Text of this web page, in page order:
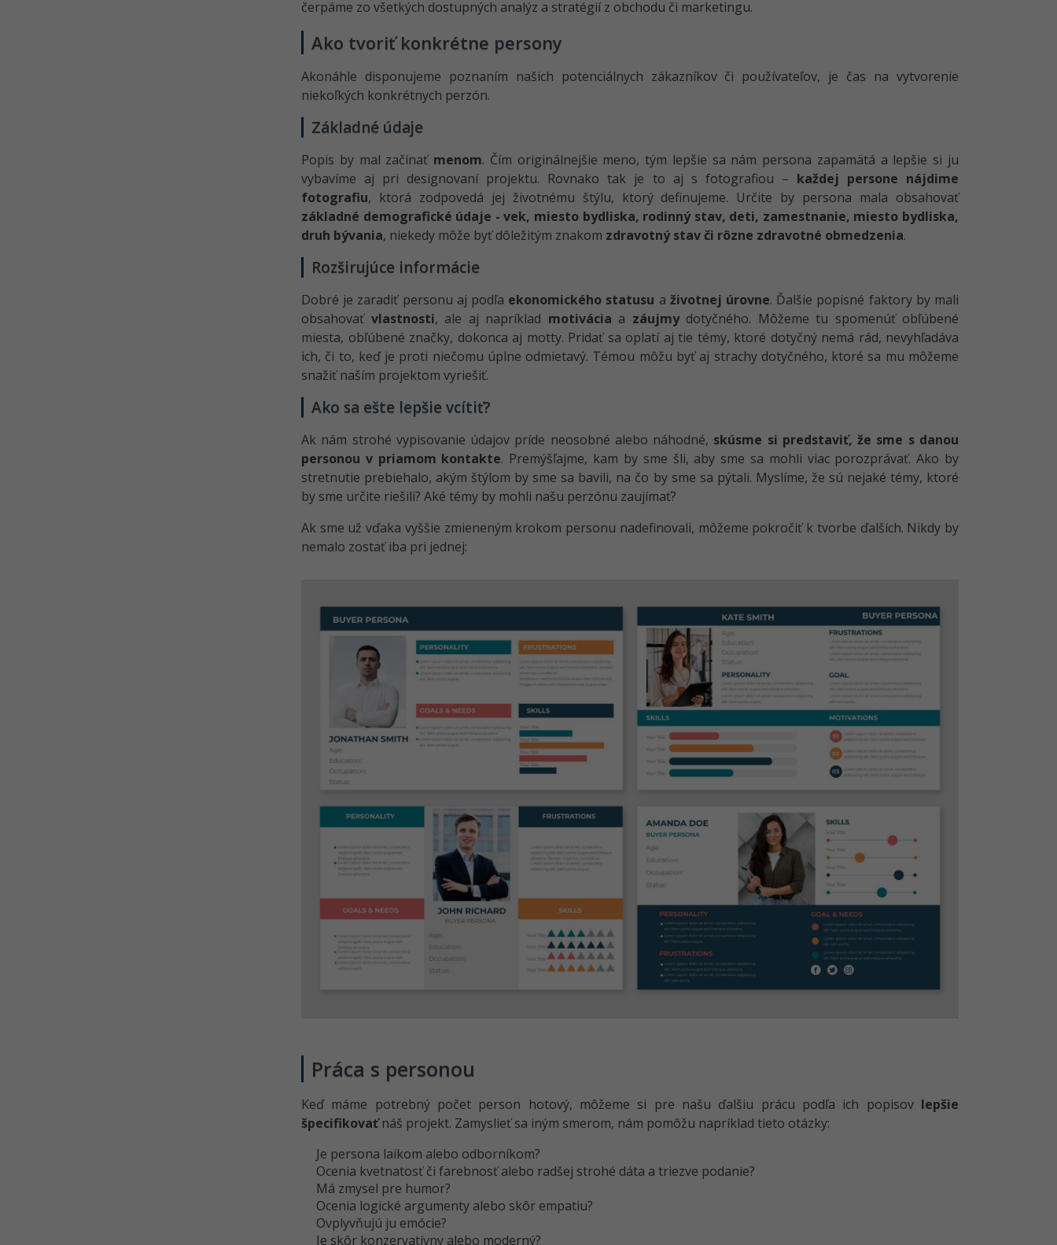
čerpáme zo všetkých dostupných analýz a stratégií z obchodu či marketingu.
Ako tvoriť konkrétne persony
Akonáhle disponujeme poznaním našich potenciálnych zákazníkov či používateľov, je čas na vytvorenie
niekoľkých konkrétnych perzón.
Základné údaje
Popis by mal začínať menom. Čím originálnejšie meno, tým lepšie sa nám persona zapamätá a lepšie si ju
vybavíme aj pri designovaní projektu. Rovnako tak je to aj s fotografiou – každej persone nájdime
fotografiu, ktorá zodpovedá jej životnému štýlu, ktorý definujeme. Určite by persona mala obsahovať
základné demografické údaje - vek, miesto bydliska, rodinný stav, deti, zamestnanie, miesto bydliska,
druh bývania, niekedy môže byť dôležitým znakom zdravotný stav či rôzne zdravotné obmedzenia.
Rozširujúce informácie
Dobré je zaradiť personu aj podľa ekonomického statusu a životnej úrovne. Ďalšie popisné faktory by mali
obsahovať vlastnosti, ale aj napríklad motivácia a záujmydotyčného. Môžeme tu spomenúť obľúbené
miesta, obľúbené značky, dokonca aj motty. Pridať sa oplatí aj tie témy, ktoré dotyčný nemá rád, nevyhľadáva
ich, či to, keď je proti niečomu úplne odmietavý. Témou môžu byť aj strachy dotyčného, ktoré sa mu môžeme
snažiť naším projektom vyriešiť.
Ako sa ešte lepšie vcítiť?
Ak nám strohé vypisovanie údajov príde neosobné alebo náhodné, skúsme si predstaviť, že sme s danou
personou v priamom kontakte. Premýšľajme, kam by sme šli, aby sme sa mohli viac porozprávať. Ako by
stretnutie prebiehalo, akým štýlom by sme sa bavili, na čo by sme sa pýtali. Myslíme, že sú nejaké témy, ktoré
by sme určite riešili? Aké témy by mohli našu perzónu zaujímať?
Ak sme už vďaka vyššie zmieneným krokom personu nadefinovali, môžeme pokročiť k tvorbe ďalších. Nikdy by
nemalo zostať iba pri jednej:
Práca s personou
Keď máme potrebný počet person hotový, môžeme si pre našu ďalšiu prácu podľa ich popisov lepšie
špecifikovaťnáš projekt. Zamyslieť sa iným smerom, nám pomôžu napríklad tieto otázky:
Je persona laikom alebo odborníkom?
Ocenia kvetnatosť či farebnosť alebo radšej strohé dáta a triezve podanie?
Má zmysel pre humor?
Ocenia logické argumenty alebo skôr empatiu?
Ovplyvňujú ju emócie?
Je skôr konzervatívny alebo moderný?